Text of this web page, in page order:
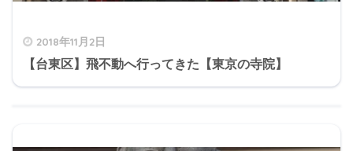
2018年11月2日
【台東区】飛不動へ行ってきた【東京の寺院】